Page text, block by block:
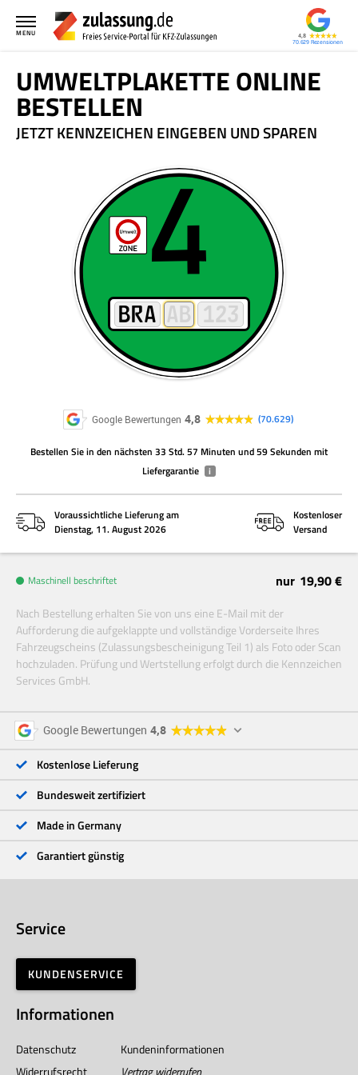
4,8
70.629
MENU
UMWELTPLAKETTE ONLINE
BESTELLEN
JETZT KENNZEICHEN EINGEBEN UND SPAREN
Google Bewertungen 4,8 70.629
Bestellen Siein den nächsten 33 Std. 57 Minuten und 59 Sekunden mit
Liefergarantie
i
Voraussichtliche Lieferung am
Dienstag, 11. August 2026
Kostenloser
Versand
Maschinell beschriftet nur 19,90 €
Nach Bestellung erhalten Sie von uns eine E-Mail mit der
Aufforderung die aufgeklappte und vollständige Vorderseite Ihres
Fahrzeugscheins (Zulassungsbescheinigung Teil 1) als Foto oder Scan
hochzuladen. Prüfung und Wertstellung erfolgt durch die Kennzeichen
Services GmbH.
Google Bewertungen 4,8
4 Sterne
3 Sterne
<1 %
2 Sterne
1 Stern
<1 %
Kostenlose Lieferung
Bundesweit zertifiziert
Made in Germany
Garantiert günstig
Service
KUNDENSERVICE
Informationen
Datenschutz
Kundeninformationen
Widerrufsrecht
Vertrag widerrufen